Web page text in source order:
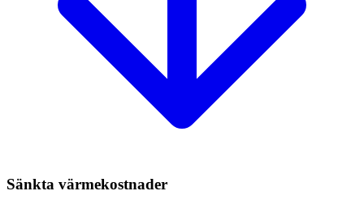
Sänkta värmekostnader